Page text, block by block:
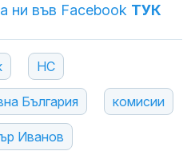
ни във Facebook ТУК
НС
България комисии
Иванов